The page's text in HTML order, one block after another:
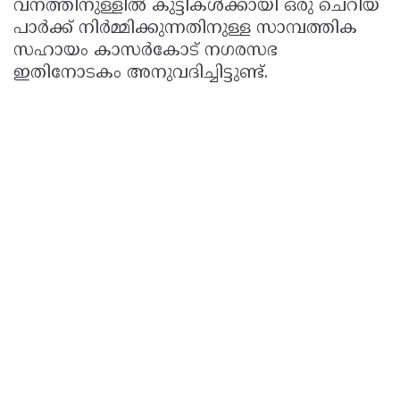
വനത്തിനുള്ളിൽ കുട്ടികൾക്കായി ഒരു ചെറിയ
പാർക്ക് നിർമ്മിക്കുന്നതിനുള്ള സാമ്പത്തിക
സഹായം കാസർകോട് നഗരസഭ
ഇതിനോടകം അനുവദിച്ചിട്ടുണ്ട്.